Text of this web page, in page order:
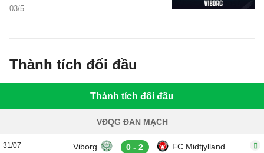
03/5
phân tích tỷ số trận đấu.
Thành tích đối đầu
Thành tích đối đầu
VĐQG ĐAN MẠCH
31/07
Viborg 0 - 2 FC Midtjylland